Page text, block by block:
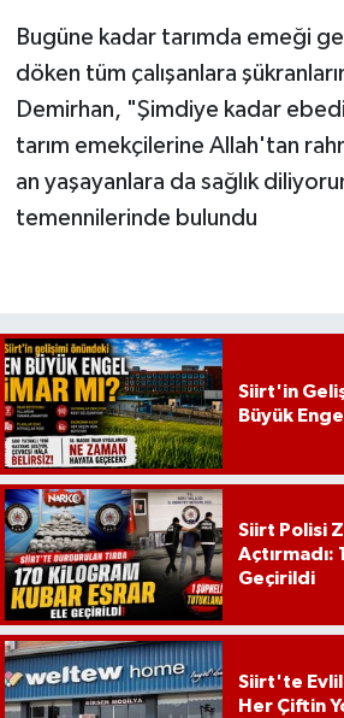
Bugüne kadar tarımda emeği
döken tüm çalışanlara
Demirhan, "Şimdiye kadar
tarım emekçilerine Allah'tan
an yaşayanlara da sağlık
temennilerinde bulundu
Siirt'in
Büyük
Siirt Polisi
Açtırmadı:
Geçirildi
Siirt'te
Her Çiftin